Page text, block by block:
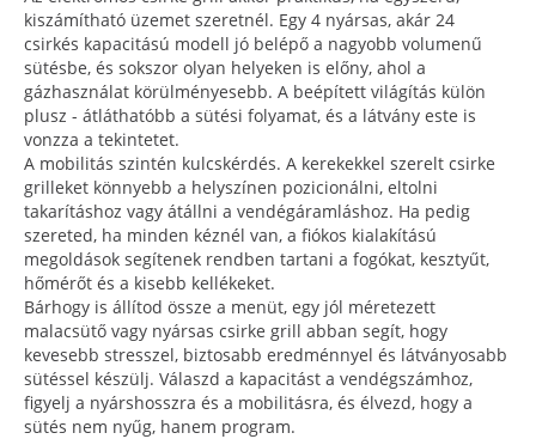
kiszámítható üzemet szeretnél. Egy 4 nyársas, akár 24
csirkés kapacitású modell jó belépő a nagyobb volumenű
sütésbe, és sokszor olyan helyeken is előny, ahol a
gázhasználat körülményesebb. A beépített világítás külön
plusz - átláthatóbb a sütési folyamat, és a látvány este is
vonzza a tekintetet.
A mobilitás szintén kulcskérdés. A kerekekkel szerelt csirke
grilleket könnyebb a helyszínen pozicionálni, eltolni
takarításhoz vagy átállni a vendégáramláshoz. Ha pedig
szereted, ha minden kéznél van, a fiókos kialakítású
megoldások segítenek rendben tartani a fogókat, kesztyűt,
hőmérőt és a kisebb kellékeket.
Bárhogy is állítod össze a menüt, egy jól méretezett
malacsütő vagy nyársas csirke grill abban segít, hogy
kevesebb stresszel, biztosabb eredménnyel és látványosabb
sütéssel készülj. Válaszd a kapacitást a vendégszámhoz,
figyelj a nyárshosszra és a mobilitásra, és élvezd, hogy a
sütés nem nyűg, hanem program.